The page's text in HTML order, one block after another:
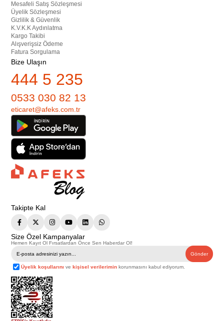
Mesafeli Satış Sözleşmesi
Üyelik Sözleşmesi
Gizlilik & Güvenlik
K.V.K.K Aydınlatma
Kargo Takibi
Alışverişsiz Ödeme
Fatura Sorgulama
Bize Ulaşın
444 5 235
0533 030 82 13
eticaret@afeks.com.tr
Takipte Kal
Size Özel Kampanyalar
Hemen Kayıt Ol Fırsatlardan Önce Sen Haberdar Ol!
Gönder
Üyelik koşullarını vekişisel verilerimin korunmasını kabul ediyorum.